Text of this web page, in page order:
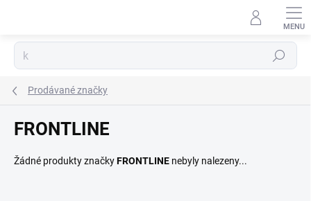
Hledat
Prodávané značky
FRONTLINE
Žádné produkty značkyFRONTLINE nebyly nalezeny...